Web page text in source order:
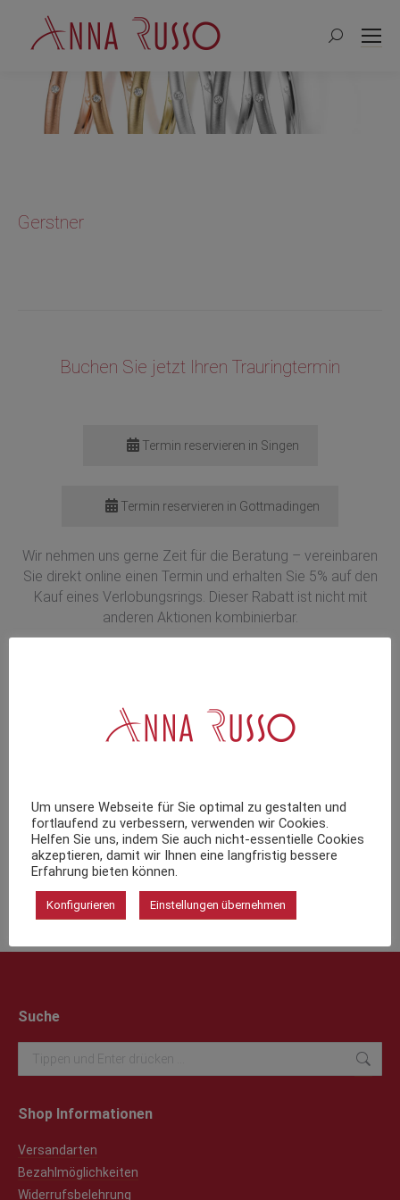
Search:
Gerstner
Buchen Sie jetzt Ihren Trauringtermin
Termin reservieren in Singen
Termin reservieren in Gottmadingen
Wir nehmen uns gerne Zeit für die Beratung – vereinbaren
Sie direkt online einen Termin und erhalten Sie 5% auf den
Kauf eines Verlobungsrings. Dieser Rabatt ist nicht mit
anderen Aktionen kombinierbar.
Teilen Sie diese Seite
auf
auf
auf
Suche
Search:
Shop Informationen
Versandarten
Bezahlmöglichkeiten
Widerrufsbelehrung
Um unsere Webseite für Sie optimal zu gestalten und
fortlaufend zu verbessern, verwenden wir Cookies.
Helfen Sie uns, indem Sie auch nicht-essentielle Cookies
akzeptieren, damit wir Ihnen eine langfristig bessere
Erfahrung bieten können.
Konfigurieren Einstellungen übernehmen